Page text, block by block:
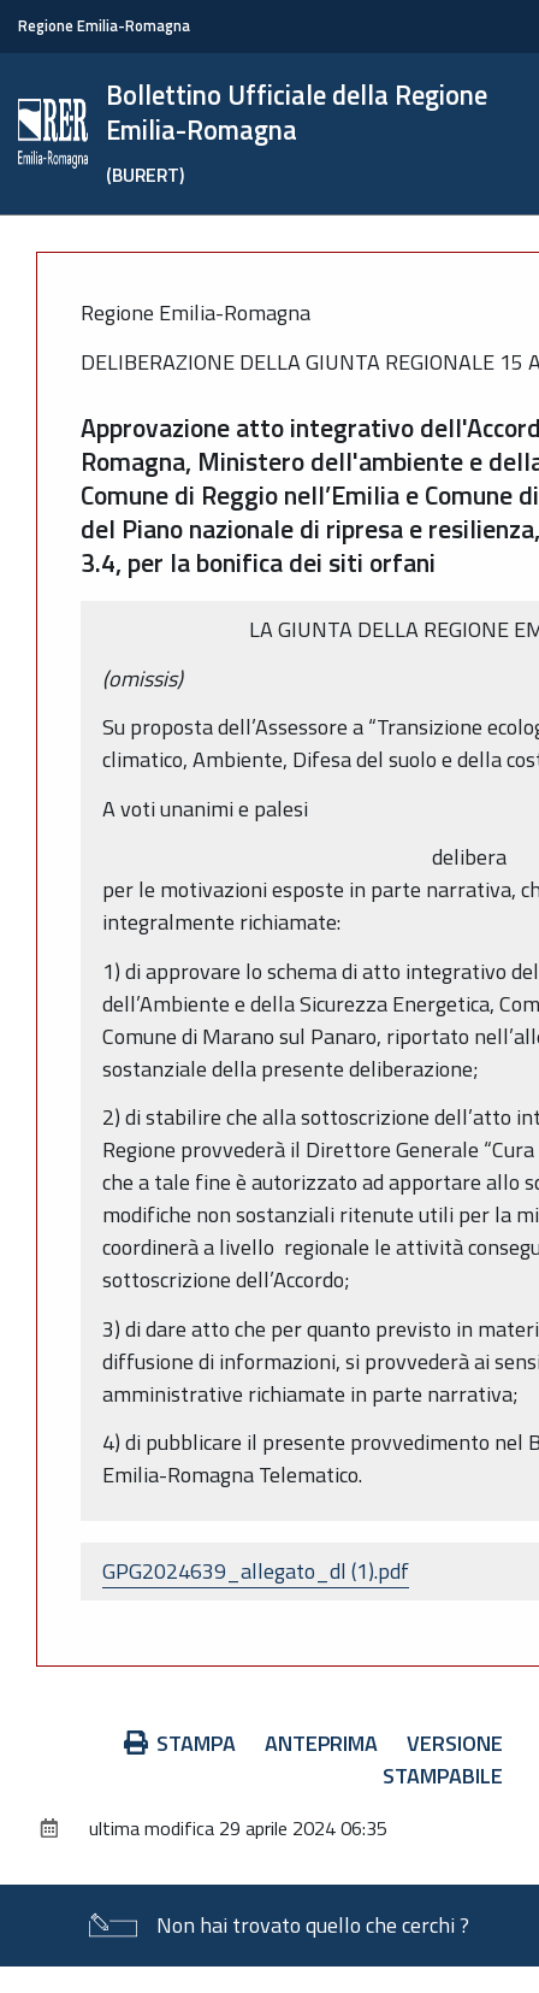
Regione Emilia-Romagna
Bollettino Ufficiale della Regione
Emilia-Romagna
(BURERT)
Regione Emilia-Romagna
DELIBERAZIONE DELLA GIUNTA REGIONALE 15
Approvazione atto integrativo
Romagna, Ministero dell'ambiente e
Comune di Reggio nell’Emilia e Comune
del Piano nazionale di ripresa e
3.4, per la bonifica dei siti orfani
LA GIUNTA DELLA REGIONE
(omissis)
Su proposta dell’Assessore a “Transizione
climatico, Ambiente, Difesa del suolo e della
A voti unanimi e palesi
delibera
per le motivazioni esposte in parte narrativa,
integralmente richiamate:
1) di approvare lo schema di atto integrativo
dell’Ambiente e della Sicurezza Energetica,
Comune di Marano sul Panaro, riportato
sostanziale della presente deliberazione;
2) di stabilire che alla sottoscrizione dell’atto
Regione provvederà il Direttore Generale
che a tale fine è autorizzato ad apportare allo
modifiche non sostanziali ritenute utili per la
coordinerà a livello regionale le attività
sottoscrizione dell’Accordo;
3) di dare atto che per quanto previsto in
diffusione di informazioni, si provvederà ai
amministrative richiamate in parte narrativa;
4) di pubblicare il presente provvedimento nel
Emilia-Romagna Telematico.
GPG2024639_allegato_dl (1).pdf
STAMPA ANTEPRIMA
VERSIONE
STAMPABILE
ultima modifica 29 aprile 2024 06:35
Non hai trovato quello che cerchi ?